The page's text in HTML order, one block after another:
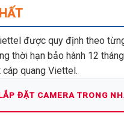
được quy định theo
thời hạn bảo hành 12
quang Viettel.
ĐẶT CAMERA TRONG